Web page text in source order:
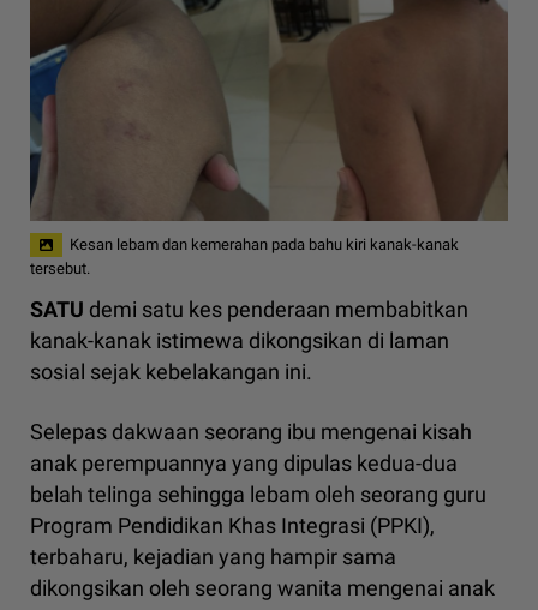
Kesan lebam dan kemerahan pada bahu kiri kanak-kanak
tersebut.
SATU demi satu kes penderaan membabitkan
kanak-kanak istimewa dikongsikan di laman
sosial sejak kebelakangan ini.
Selepas dakwaan seorang ibu mengenai kisah
anak perempuannya yang dipulas kedua-dua
belah telinga sehingga lebam oleh seorang guru
Program Pendidikan Khas Integrasi (PPKI),
terbaharu, kejadian yang hampir sama
dikongsikan oleh seorang wanita mengenai anak